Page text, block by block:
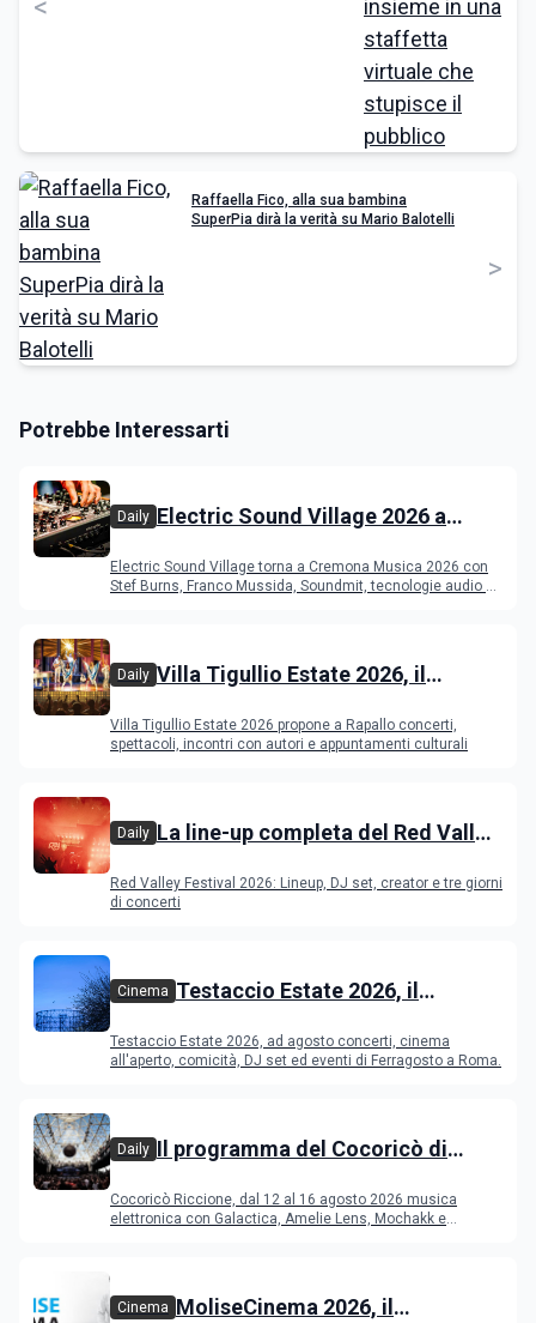
Raffaella Fico, alla sua bambina
SuperPia dirà la verità su Mario Balotelli
>
Potrebbe Interessarti
Daily Electric Sound Village 2026 a
Young Band Contest, il programma
Electric Sound Village torna a Cremona Musica 2026 con
Stef Burns, Franco Mussida, Soundmit, tecnologie audio e
Daily Villa Tigullio Estate 2026, il
Villa Tigullio Estate 2026 propone a Rapallo concerti,
spettacoli, incontri con autori e appuntamenti culturali
Daily La line-up completa del Red Valley
Red Valley Festival 2026: Lineup, DJ set, creator e tre giorni
di concerti
Cinema Testaccio Estate 2026, il
Ferragosto
Testaccio Estate 2026, ad agosto concerti, cinema
all'aperto, comicità, DJ set ed eventi di Ferragosto a Roma.
Daily Il programma del Cocoricò di
Cocoricò Riccione, dal 12 al 16 agosto 2026 musica
elettronica con Galactica, Amelie Lens, Mochakk e
Cinema MoliseCinema 2026, il